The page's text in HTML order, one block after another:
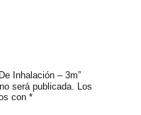
Inhalación – 3m”
será publicada. Los
con *